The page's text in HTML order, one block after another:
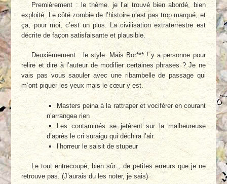
Premièrement : le thème. je l’ai trouvé bien abordé, bien
exploité. Le côté zombie de l’histoire n’est pas trop marqué, et
ça, pour moi, c’est un plus. La civilisation extraterrestre est
décrite de façon satisfaisante et plausible.
Deuxièmement : le style. Mais Bor*** ! y a personne pour
relire et dire à l’auteur de modifier certaines phrases ? Je ne
vais pas vous saouler avec une ribambelle de passage qui
m’ont piquer les yeux mais le cœur y est.
Masters peina à la rattraper et vociférer en courant
n’arrangea rien
Les contaminés se jetèrent sur la malheureuse
d’après le cri suraigu qui déchira l’air.
l’horreur le saisit de stupeur
Le tout entrecoupé, bien sûr , de petites erreurs que je ne
retrouve pas. (J’aurais du les noter, je sais)